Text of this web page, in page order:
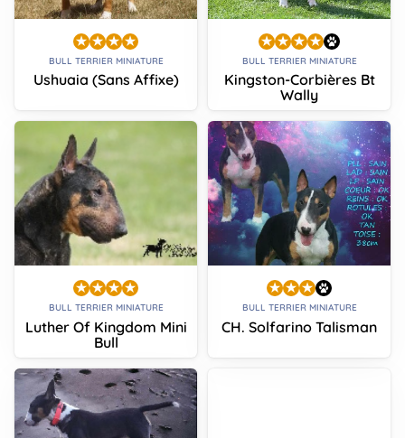
BULL TERRIER MINIATURE
Ushuaia (Sans Affixe)
BULL TERRIER MINIATURE
Kingston-Corbières Bt
Wally
BULL TERRIER MINIATURE
Luther Of Kingdom Mini
Bull
BULL TERRIER MINIATURE
CH. Solfarino Talisman